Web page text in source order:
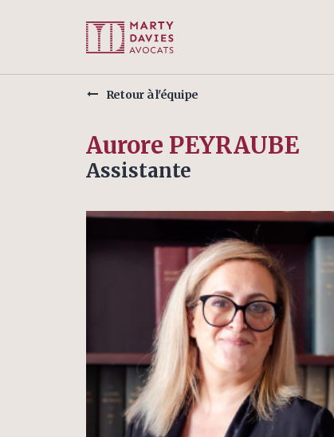
Retour à l'équipe
Aurore PEYRAUBE
Assistante